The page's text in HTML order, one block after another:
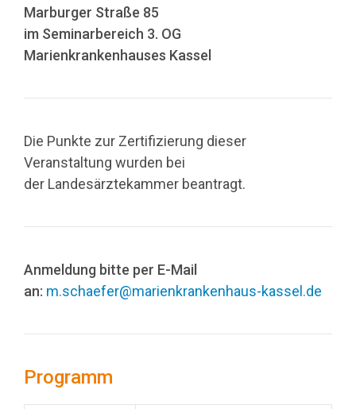
Marburger Straße 85
im Seminarbereich 3. OG
Marienkrankenhauses Kassel
Die Punkte zur Zertifizierung dieser
Veranstaltung wurden bei
der Landesärztekammer beantragt.
Anmeldung bitte per E-Mail
an: m.schaefer@marienkrankenhaus-kassel.de
Programm